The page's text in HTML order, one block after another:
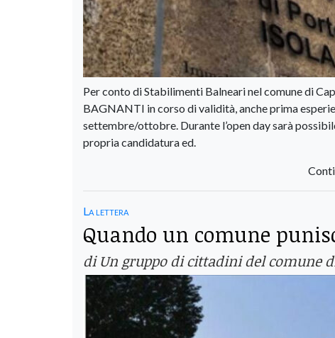
Per conto di Stabilimenti Balneari nel comune di
BAGNANTI in corso di validità, anche prima
settembre/ottobre. Durante l’open day sarà
propria candidatura ed.
La lettera
Quando un comune
di Un gruppo di cittadini del comune